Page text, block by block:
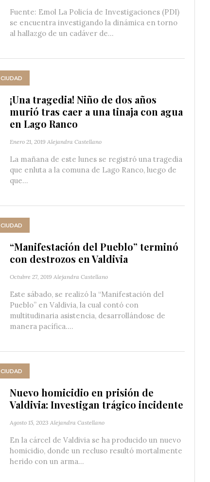
Fuente: Emol La Policía de Investigaciones (PDI)
se encuentra investigando la dinámica en torno
al hallazgo de un cadáver de...
CIUDAD
¡Una tragedia! Niño de dos años
murió tras caer a una tinaja con agua
en Lago Ranco
Enero 21, 2019 Alejandra Castellano
La mañana de este lunes se registró una tragedia
que enluta a la comuna de Lago Ranco, luego de
que...
CIUDAD
“Manifestación del Pueblo” terminó
con destrozos en Valdivia
Octubre 27, 2019 Alejandra Castellano
Este sábado, se realizó la “Manifestación del
Pueblo” en Valdivia, la cual contó con
multitudinaria asistencia, desarrollándose de
manera pacífica....
CIUDAD
Nuevo homicidio en prisión de
Valdivia: Investigan trágico incidente
Agosto 15, 2023 Alejandra Castellano
En la cárcel de Valdivia se ha producido un nuevo
homicidio, donde un recluso resultó mortalmente
herido con un arma...